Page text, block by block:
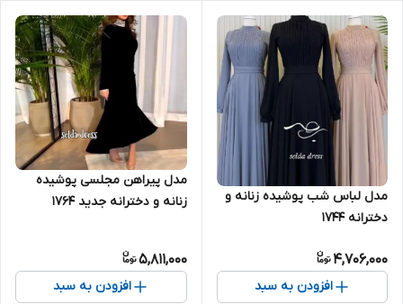
مدل لباس شب پوشیده زنانه و
دخترانه ۱۷۴۴
4,706,000
افزودن به سبد
مدل پیراهن مجلسی پوشیده
زنانه و دخترانه جدید ۱۷۶۴
5,811,000
افزودن به سبد